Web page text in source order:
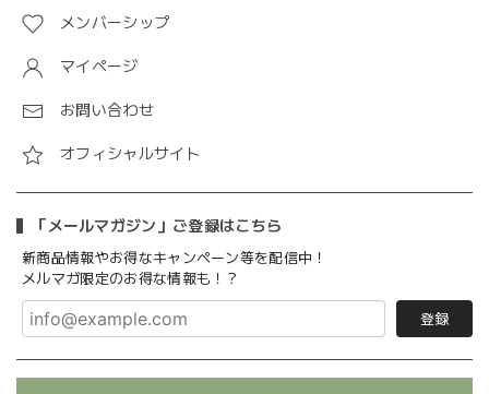
メンバーシップ
マイページ
お問い合わせ
オフィシャルサイト
「メールマガジン」ご登録はこちら
新商品情報やお得なキャンペーン等を配信中！
メルマガ限定のお得な情報も！？
登録